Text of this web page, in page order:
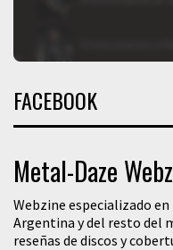
FACEBOOK
Metal-Daze
Webzine especializado
Argentina y del resto del
reseñas de discos y